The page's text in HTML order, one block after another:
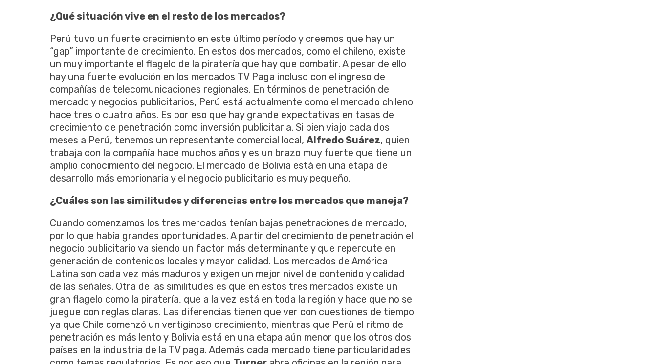
¿Qué situación vive en el resto de los mercados?
Perú tuvo un fuerte crecimiento en este último período y creemos que hay un
“gap” importante de crecimiento. En estos dos mercados, como el chileno, existe
un muy importante el flagelo de la piratería que hay que combatir. A pesar de ello
hay una fuerte evolución en los mercados TV Paga incluso con el ingreso de
compañías de telecomunicaciones regionales. En términos de penetración de
mercado y negocios publicitarios, Perú está actualmente como el mercado chileno
hace tres o cuatro años. Es por eso que hay grande expectativas en tasas de
crecimiento de penetración como inversión publicitaria. Si bien viajo cada dos
meses a Perú, tenemos un representante comercial local, Alfredo Suárez, quien
trabaja con la compañía hace muchos años y es un brazo muy fuerte que tiene un
amplio conocimiento del negocio. El mercado de Bolivia está en una etapa de
desarrollo más embrionaria y el negocio publicitario es muy pequeño.
¿Cuáles son las similitudes y diferencias entre los mercados que maneja?
Cuando comenzamos los tres mercados tenían bajas penetraciones de mercado,
por lo que había grandes oportunidades. A partir del crecimiento de penetración el
negocio publicitario va siendo un factor más determinante y que repercute en
generación de contenidos locales y mayor calidad. Los mercados de América
Latina son cada vez más maduros y exigen un mejor nivel de contenido y calidad
de las señales. Otra de las similitudes es que en estos tres mercados existe un
gran flagelo como la piratería, que a la vez está en toda la región y hace que no se
juegue con reglas claras. Las diferencias tienen que ver con cuestiones de tiempo
ya que Chile comenzó un vertiginoso crecimiento, mientras que Perú el ritmo de
penetración es más lento y Bolivia está en una etapa aún menor que los otros dos
países en la industria de la TV paga. Además cada mercado tiene particularidades